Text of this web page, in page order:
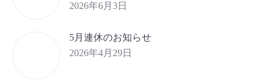
2026年6月3日
5月連休のお知らせ
2026年4月29日